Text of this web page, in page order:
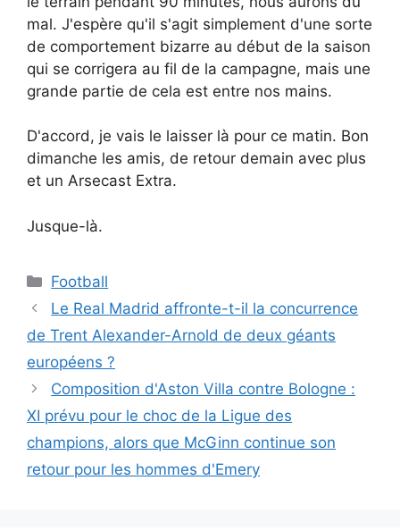
mal. J'espère qu'il s'agit simplement d'une sorte
de comportement bizarre au début de la saison
qui se corrigera au fil de la campagne, mais une
grande partie de cela est entre nos mains.
D'accord, je vais le laisser là pour ce matin. Bon
dimanche les amis, de retour demain avec plus
et un Arsecast Extra.
Jusque-là.
Catégories
Football
Le Real Madrid affronte-t-il la concurrence
de Trent Alexander-Arnold de deux géants
européens ?
Composition d'Aston Villa contre Bologne :
XI prévu pour le choc de la Ligue des
champions, alors que McGinn continue son
retour pour les hommes d'Emery